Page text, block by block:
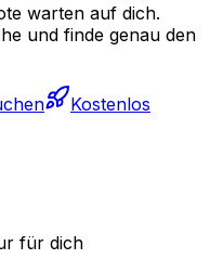
warten auf dich.
und finde genau den
Kostenlos
für dich